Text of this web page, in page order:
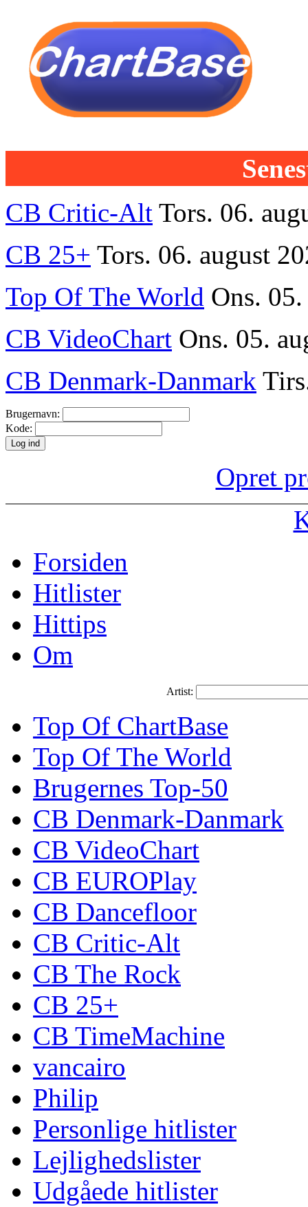
CB Critic-Alt Tors. 06.
CB 25+ Tors. 06. august
Top Of The World Ons.
CB VideoChart Ons. 05.
CB Denmark-Danmark
Brugernavn:
Kode:
Opret
Forsiden
Hitlister
Hittips
Om
Artist:
Top Of ChartBase
Top Of The World
Brugernes Top-50
CB Denmark-Danmark
CB VideoChart
CB EUROPlay
CB Dancefloor
CB Critic-Alt
CB The Rock
CB 25+
CB TimeMachine
vancairo
Philip
Personlige hitlister
Lejlighedslister
Udgåede hitlister